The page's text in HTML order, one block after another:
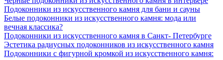
Подоконники из искусственного камня для бани и сауны
Белые подоконники из искусственного камня: мода или
вечная классика?
Подоконники из искусственного камня в Санкт- Петербурге
Эстетика радиусных подоконников из искусственного камня
Подоконники с фигурной кромкой из искусственного камня: